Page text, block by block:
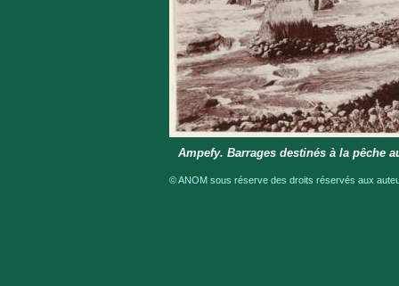
Ampefy. Barrages destinés à la pêche
© ANOM sous réserve des droits réservés aux